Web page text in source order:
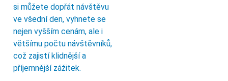
si můžete dopřát návštěvu
ve všední den, vyhnete se
nejen vyšším cenám, ale i
většímu počtu návštěvníků,
což zajistí klidnější a
příjemnější zážitek.